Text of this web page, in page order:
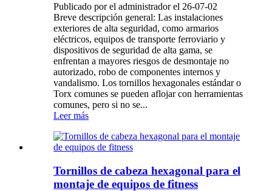
Publicado por el administrador el 26-07-02
Breve descripción general: Las instalaciones
exteriores de alta seguridad, como armarios
eléctricos, equipos de transporte ferroviario y
dispositivos de seguridad de alta gama, se
enfrentan a mayores riesgos de desmontaje no
autorizado, robo de componentes internos y
vandalismo. Los tornillos hexagonales estándar o
Torx comunes se pueden aflojar con herramientas
comunes, pero si no se...
Leer más
Tornillos de cabeza hexagonal para el
montaje de equipos de fitness